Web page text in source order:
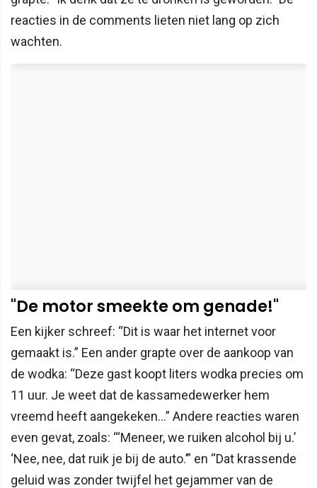
reacties in de comments lieten niet lang op zich
wachten.
"De motor smeekte om genade!"
Een kijker schreef: “Dit is waar het internet voor
gemaakt is.” Een ander grapte over de aankoop van
de wodka: “Deze gast koopt liters wodka precies om
11 uur. Je weet dat de kassamedewerker hem
vreemd heeft aangekeken…” Andere reacties waren
even gevat, zoals: “‘Meneer, we ruiken alcohol bij u.’
‘Nee, nee, dat ruik je bij de auto.’” en “Dat krassende
geluid was zonder twijfel het gejammer van de